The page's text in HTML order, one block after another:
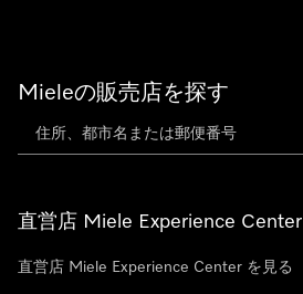
Mieleの販売店を探す
直営店 Miele Experience Center
直営店 Miele Experience Center を見る